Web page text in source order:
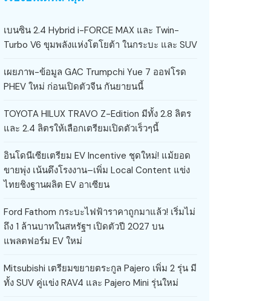
เบนซิน 2.4 Hybrid i-FORCE MAX และ Twin-
Turbo V6 ขุมพลังแห่งโตโยต้า ในกระบะ และ SUV
เผยภาพ-ข้อมูล GAC Trumpchi Yue 7 ออฟโรด
PHEV ใหม่ ก่อนเปิดตัวจีน กันยายนนี้
TOYOTA HILUX TRAVO Z-Edition มีทั้ง 2.8 ลิตร
และ 2.4 ลิตรให้เลือกเตรียมเปิดตัวเร็วๆนี้
อินโดนีเซียเตรียม EV Incentive ชุดใหม่! แม้ยอด
ขายพุ่ง เน้นดึงโรงงาน–เพิ่ม Local Content แข่ง
ไทยชิงฐานผลิต EV อาเซียน
Ford Fathom กระบะไฟฟ้าราคาถูกมาแล้ว! เริ่มไม่
ถึง 1 ล้านบาทในสหรัฐฯ เปิดตัวปี 2027 บน
แพลตฟอร์ม EV ใหม่
Mitsubishi เตรียมขยายตระกูล Pajero เพิ่ม 2 รุ่น มี
ทั้ง SUV คู่แข่ง RAV4 และ Pajero Mini รุ่นใหม่